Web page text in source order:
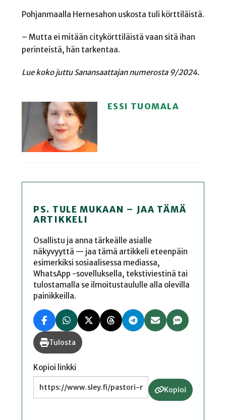
Pohjanmaalla Hernesahon uskosta tuli körttiläistä.
– Mutta ei mitään citykörttiläistä vaan sitä ihan
perinteistä, hän tarkentaa.
Lue koko juttu Sanansaattajan numerosta 9/2024.
ESSI TUOMALA
PS. TULE MUKAAN – JAA TÄMÄ
ARTIKKELI
Osallistu ja anna tärkeälle asialle
näkyvyyttä — jaa tämä artikkeli eteenpäin
esimerkiksi sosiaalisessa mediassa,
WhatsApp -sovelluksella, tekstiviestinä tai
tulostamalla se ilmoitustaululle alla olevilla
painikkeilla.
Tulosta
Kopioi linkki
Kopioi